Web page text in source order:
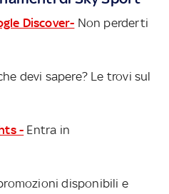
Discover- Non perderti
devi sapere? Le trovi sul
- Entra in
disponibili e